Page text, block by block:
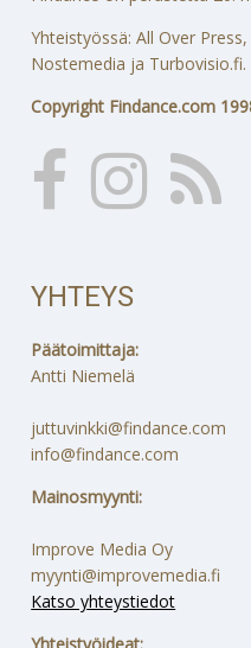
Yhteistyössä: All Over
Nostemedia ja Turbovisio.fi.
Copyright Findance.com
YHTEYS
Päätoimittaja:
Antti Niemelä
juttuvinkki@findance.com
info@findance.com
Mainosmyynti:
Improve Media Oy
myynti@improvemedia.fi
Katso yhteystiedot